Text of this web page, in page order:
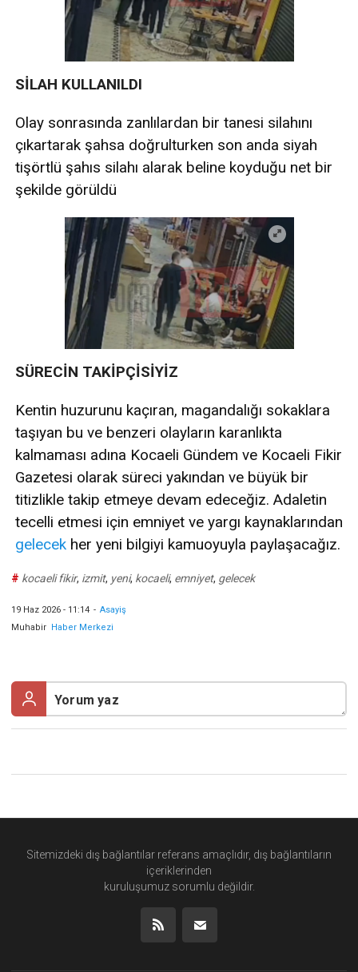
SİLAH KULLANILDI
Olay sonrasında zanlılardan bir tanesi silahını
çıkartarak şahsa doğrulturken son anda siyah
tişörtlü şahıs silahı alarak beline koyduğu net bir
şekilde görüldü
SÜRECİN TAKİPÇİSİYİZ
Kentin huzurunu kaçıran, magandalığı sokaklara
taşıyan bu ve benzeri olayların karanlıkta
kalmaması adına Kocaeli Gündem ve Kocaeli Fikir
Gazetesi olarak süreci yakından ve büyük bir
titizlikle takip etmeye devam edeceğiz. Adaletin
tecelli etmesi için emniyet ve yargı kaynaklarından
gelecek her yeni bilgiyi kamuoyuyla paylaşacağız.
# kocaeli fikir, izmit, yeni, kocaeli, emniyet, gelecek
19 Haz 2026 - 11:14 - Asayiş
Muhabir Haber Merkezi
Sitemizdeki dış bağlantılar referans amaçlıdır, dış bağlantıların
içeriklerinden
kuruluşumuz sorumlu değildir.